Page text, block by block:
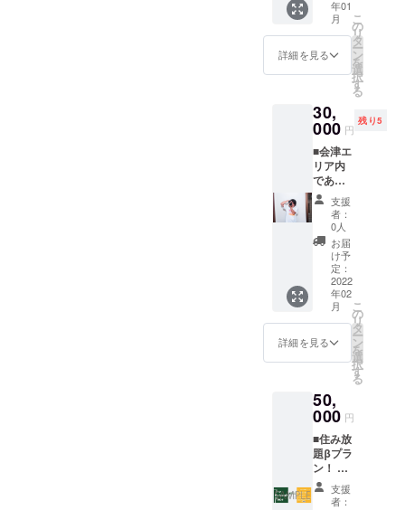
合わせ
た形で
せてい
ただき
場所：
SUP体
験は猪
苗代湖
畔にて
実施
（風の
コン
ディ
ション
などに
もよる
ため、
直前に
す。）
スノー
半日
レッス
ンは会
津エリ
アのス
キー場
になり
ます。
気にな
ること
になん
でもお
トーク
コー
ノーア
ジェン
ダでそ
の時の
気分で
トーク
をしま
しょ
う！）
※有効期
限：リ
ターン
から〜
6ヶ月後
効
※Zoom
を使用
いたし
ます！
事前に
ダウン
ロード
※宿泊約
款に同
意いた
だく必
※有効期
限：リ
ターン
発送日
から〜
6ヶ月後
の前日
まで有
効 ・提
携施設
（Livin
Anywh
Commo
ns 会津
磐梯）
用2日分
×5 ※
円
×2=100
0円→0
円
100%O
HPにあ
なたの
お名前
を記載
しま
す。 ・
思いを
載せ
て、お
手紙を
お送り
いたし
ます。
※支援
時、必
ず備考
欄にご
希望の
お名前
をご記
入くだ
さい。
※お名前
ン発送
より1年
間掲載
させて
いただ
けま
す。
年01
月
詳細を見る
こ
の
リ
タ
ー
ン
を
選
択
す
る
30,
000 円
残り5
■会津エ
リア内
であな
たに
あった
写真を
プロカ
メラマ
ンが撮
影いた
しま
す！ ★
各ス
ポット
間は送
迎いた
す！ ★
カップ
ル、ご
家族、
お友達
グルー
プ、お
ひとり
支援
者：
0人
お届
け予
定：
2022
年02
月
詳細を見る
こ
の
リ
タ
ー
ン
を
選
択
す
る
50,
000 円
■住み放
題βプラ
ン！ ・
1ヶ月住
み放題
支援
者：